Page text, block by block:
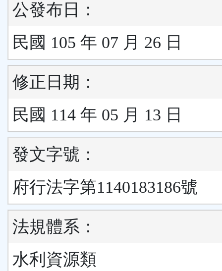
公發布日：
民國 105 年 07 月 26 日
修正日期：
民國 114 年 05 月 13 日
發文字號：
府行法字第1140183186號
法規體系：
水利資源類